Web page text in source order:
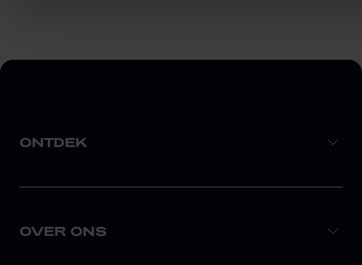
ONTDEK
OVER ONS